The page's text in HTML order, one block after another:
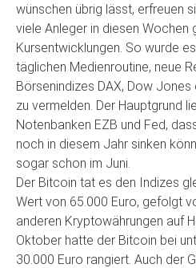
wünschen übrig lässt, erfreuen
viele Anleger in diesen Wochen
Kursentwicklungen. So wurde
täglichen Medienroutine, neue
Börsenindizes DAX, Dow Jones
zu vermelden. Der Hauptgrund
Notenbanken EZB und Fed,
noch in diesem Jahr sinken
sogar schon im Juni.
Der Bitcoin tat es den Indizes
Wert von 65.000 Euro, gefolgt
anderen Kryptowährungen auf
Oktober hatte der Bitcoin bei
30.000 Euro rangiert. Auch der